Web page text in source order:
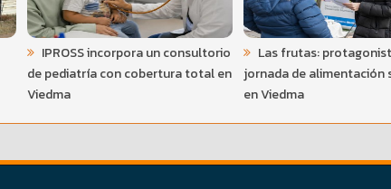
IPROSS incorpora un consultorio
de pediatría con cobertura total en
Viedma
Las frutas:
jornada de alimentación
en Viedma